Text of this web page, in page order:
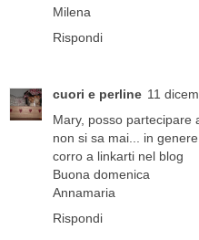
Milena
Rispondi
cuori e perline 11
Mary, posso partecipare
non si sa mai... in
corro a linkarti nel blog
Buona domenica
Annamaria
Rispondi